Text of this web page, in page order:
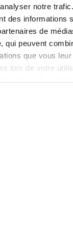
notre
des informations
de
qui peuvent
que vous
lors de votre
» ; vous
nécessaires) en
en fonction de la
». Vous pouvez
via notre
l’onglet «